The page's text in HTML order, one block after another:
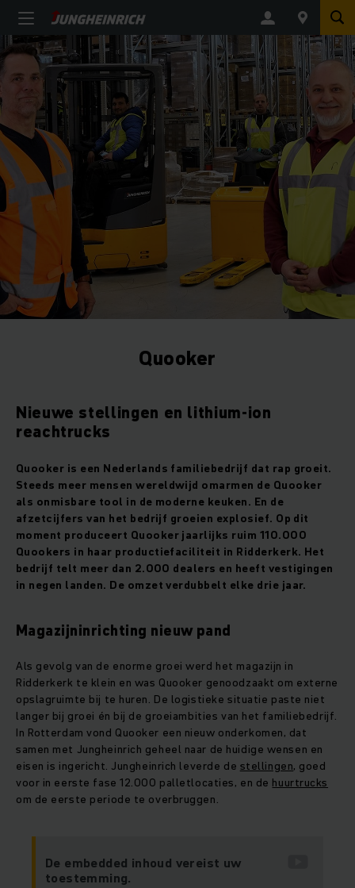
Quooker
Nieuwe stellingen en lithium-ion
reachtrucks
Quooker is een Nederlands familiebedrijf dat rap groeit.
Steeds meer mensen wereldwijd omarmen de Quooker
als onmisbare tool in de moderne keuken. En de
afzetcijfers van het bedrijf groeien explosief. Op dit
moment produceert Quooker jaarlijks ruim 110.000
Quookers in haar productiefaciliteit in Ridderkerk. Het
bedrijf telt meer dan 2.000 dealers en heeft vestigingen
in negen landen. De omzet verdubbelt elke drie jaar.
Magazijninrichting nieuw pand
Als gevolg van de enorme groei werd het magazijn in
Ridderkerk te klein en was Quooker genoodzaakt om externe
opslagruimte bij te huren. De logistieke situatie paste niet
langer bij groei én bij de groeiambities van het familiebedrijf.
In Rotterdam vond Quooker een nieuw onderkomen, dat
samen met Jungheinrich geheel naar de huidige wensen en
eisen is ingericht. Jungheinrich leverde de stellingen, goed
voor in eerste fase 12.000 palletlocaties, en de huurtrucks
om de eerste periode te overbruggen.
De embedded inhoud vereist uw
toestemming.